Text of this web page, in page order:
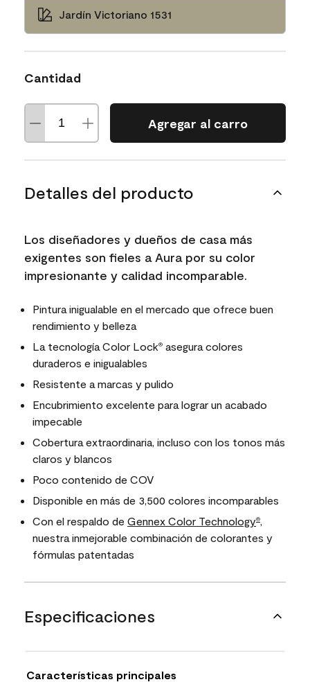
Jardín Victoriano 1531
Cantidad
Agregar al carro
Detalles del producto
Los diseñadores y dueños de casa más
exigentes son fieles a Aura por su color
impresionante y calidad incomparable.
Pintura inigualable en el mercado que ofrece buen
rendimiento y belleza
La tecnología Color Lock® asegura colores
duraderos e inigualables
Resistente a marcas y pulido
Encubrimiento excelente para lograr un acabado
impecable
Cobertura extraordinaria, incluso con los tonos más
claros y blancos
Poco contenido de COV
Disponible en más de 3,500 colores incomparables
Con el respaldo de Gennex Color Technology®,
nuestra inmejorable combinación de colorantes y
fórmulas patentadas
Especificaciones
Características principales